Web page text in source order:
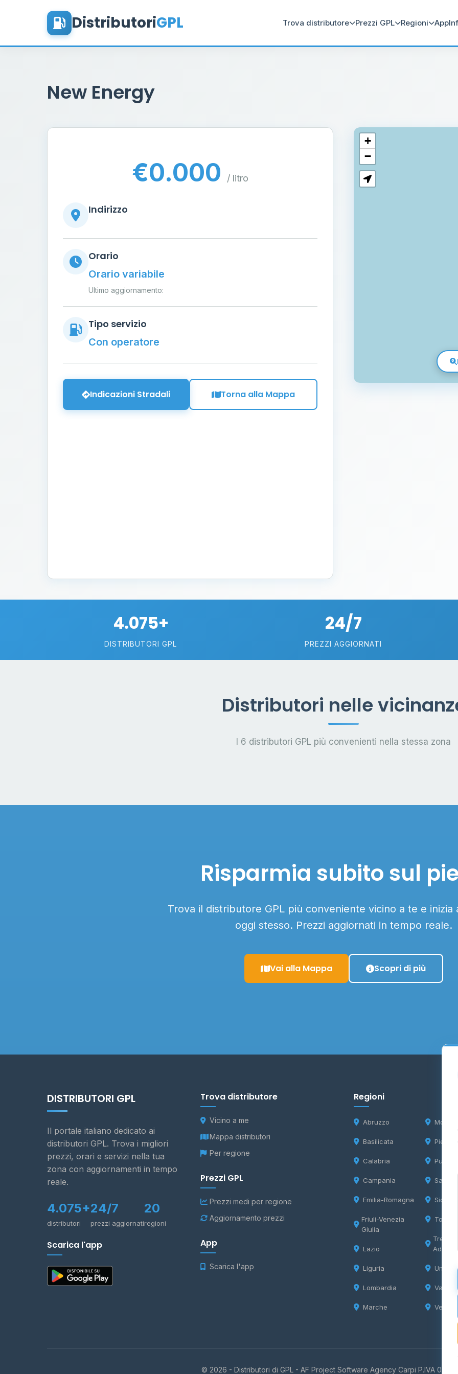
DistributoriGPL Trova distributore Prezzi GPL Regioni App
New Energy
€0.000 / litro
Indirizzo
Orario
Orario variabile
Ultimo aggiornamento:
Tipo servizio
Con operatore
Indicazioni Stradali Torna alla Mappa
+
−
4.075+
DISTRIBUTORI GPL
24/7
PREZZI AGGIORNATI
Distributori nelle
I 6 distributori GPL più convenienti nella stessa zona
Risparmia subito sul
Trova il distributore GPL più conveniente vicino a te e inizia
oggi stesso. Prezzi aggiornati in tempo reale.
Vai alla Mappa Scopri di più
DISTRIBUTORI GPL
Il portale italiano dedicato ai
distributori GPL. Trova i migliori
prezzi, orari e servizi nella tua
zona con aggiornamenti in tempo
reale.
4.075+
distributori
24/7
prezzi aggiornati
20
regioni
Scarica l'app
Trova distributore
Vicino a me
Mappa distributori
Per regione
Prezzi GPL
Prezzi medi per regione
Aggiornamento prezzi
App
Scarica l'app
Regioni
Abruzzo
Basilicata
Calabria
Campania
Emilia-Romagna
Friuli-Venezia
Giulia
Lazio
Liguria
Lombardia
Marche
Molise
Puglia
Sicilia
Toscana
Adige
Umbria
Valle
Veneto
© 2026 - Distributori di GPL - AF Project Software Agency Carpi P.IVA